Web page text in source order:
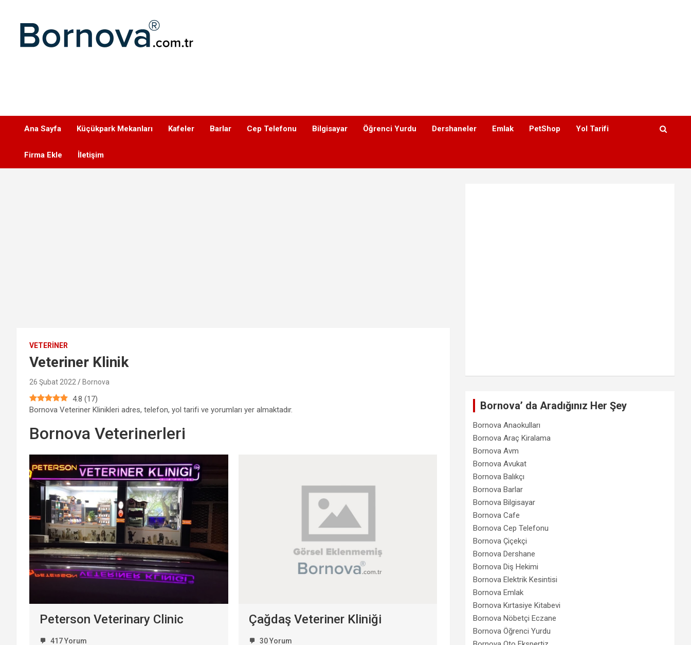
Ana Sayfa Küçükpark Mekanları Kafeler Barlar Cep Telefonu Bilgisayar Öğrenci Yurdu Dershaneler Emlak PetShop Yol Tarifi
Firma Ekle İletişim
VETERINER
Veteriner Klinik
26 Şubat 2022 Bornova
4.8 (17)
Bornova Veteriner Klinikleri adres, telefon, yol tarifi ve yorumları yer almaktadır.
Bornova Veterinerleri
Peterson Veterinary Clinic
417 Yorum
Çağdaş Veteriner Kliniği
30 Yorum
Bornova’ da Aradığınız Her Şey
Bornova Anaokulları
Bornova Araç Kiralama
Bornova Avm
Bornova Avukat
Bornova Balıkçı
Bornova Barlar
Bornova Bilgisayar
Bornova Cafe
Bornova Cep Telefonu
Bornova Çiçekçi
Bornova Dershane
Bornova Diş Hekimi
Bornova Elektrik Kesintisi
Bornova Emlak
Bornova Kırtasiye Kitabevi
Bornova Nöbetçi Eczane
Bornova Öğrenci Yurdu